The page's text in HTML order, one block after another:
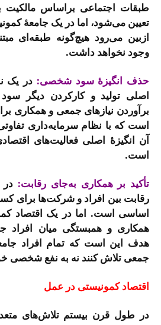
طبقات اجتماعی براساس مالکیت
تعیین می‌شود، اما در یک جامعۀ
ازبین می‌رود هیچ‌گونه طبقه‌ای
وجود نخواهد داشت.
حذف انگیزۀ سود شخصی: در یک
اصلی تولید و کارکردن دیگر
برآوردن نیازهای جمعی و همکاری
است که با نظام سرمایه‌داری
آن انگیزۀ اصلی فعالیت‌های
است.
تأکید بر همکاری به‌جای رقابت: در
رقابت بین افراد و شرکت‌ها برای
اساسی است. اما در یک اقتصاد
همکاری و همبستگی میان افراد
هدف این است که تمام افراد
جمعی تلاش کنند نه به نفع شخصی
اقتصاد کمونیستی در عمل
در طول قرن بیستم تلاش‌های